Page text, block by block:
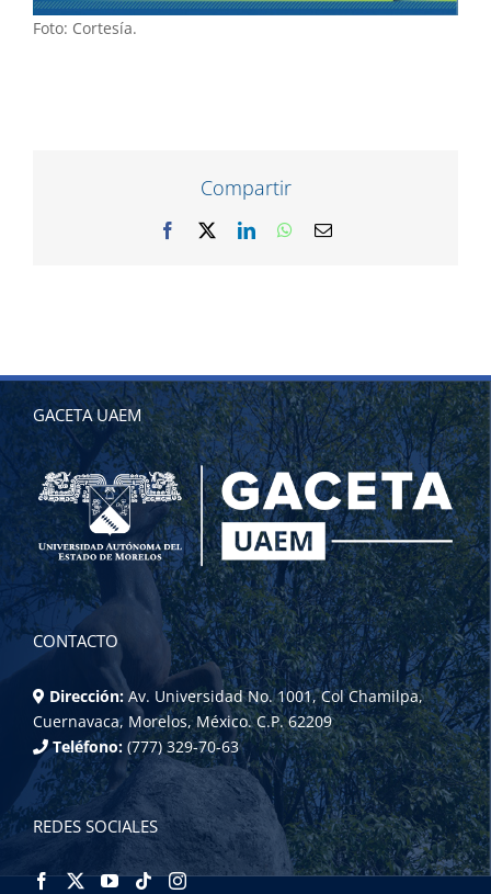
Foto: Cortesía.
Compartir
Facebook LinkedInWhatsApp
Correo
GACETA UAEM
CONTACTO
Dirección: Av. Universidad No. 1001, Col Chamilpa,
Cuernavaca, Morelos, México. C.P. 62209
Teléfono: (777) 329-70-63
REDES SOCIALES